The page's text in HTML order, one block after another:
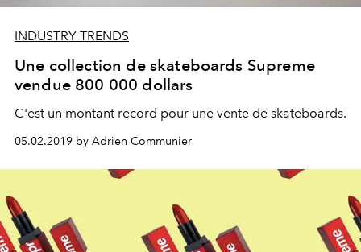
INDUSTRY TRENDS
Une collection de skateboards Supreme
vendue 800 000 dollars
C'est un montant record pour une vente de skateboards.
05.02.2019 by Adrien Communier